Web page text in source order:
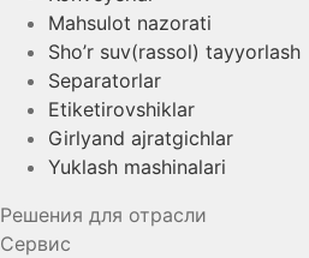
Mahsulot nazorati
Sho’r suv(rassol) tayyorlash
Separatorlar
Etiketirovshiklar
Girlyand ajratgichlar
Yuklash mashinalari
Решения для отрасли
Сервис